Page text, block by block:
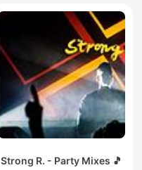
Strong R. - Party Mixes 🎵